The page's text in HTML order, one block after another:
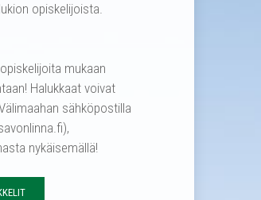
opiskelijoista.
mukaan
Halukkaat voivat
sähköpostilla
nykäisemällä!